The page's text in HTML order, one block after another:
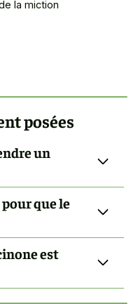
la miction
posées
un
que le
est